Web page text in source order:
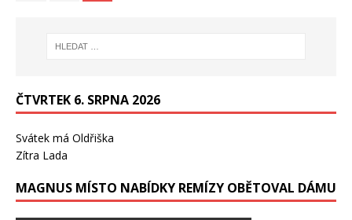
ČTVRTEK 6. SRPNA 2026
Svátek má Oldřiška
Zítra Lada
MAGNUS MÍSTO NABÍDKY REMÍZY OBĚTOVAL DÁMU